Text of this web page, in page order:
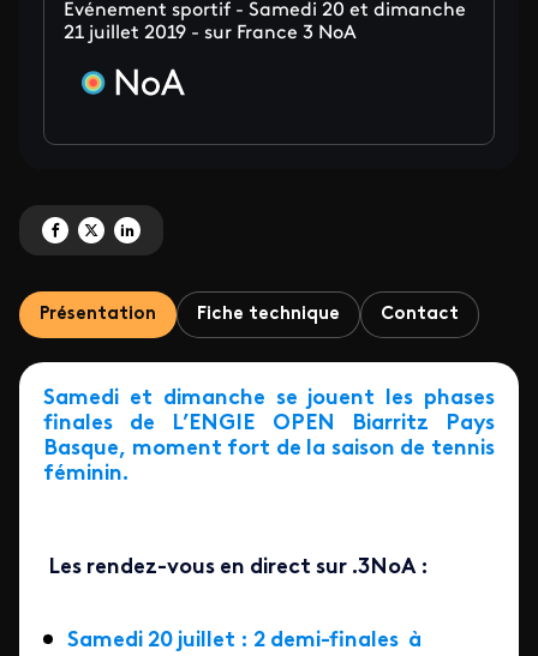
Evénement sportif - Samedi 20 et dimanche
21 juillet 2019 - sur France 3 NoA
Partagez 'Engie Open Biarritz' sur Facebook
Partagez 'Engie Open Biarritz' sur X
Partagez 'Engie Open Biarritz' sur LinkedIn
Présentation Fiche technique Contact
Samedi et dimanche se jouent les phases
finales de L’ENGIE OPEN Biarritz Pays
Basque, moment fort de la saison de tennis
féminin.
Les rendez-vous en direct sur .3NoA :
Samedi 20 juillet : 2 demi-finales à